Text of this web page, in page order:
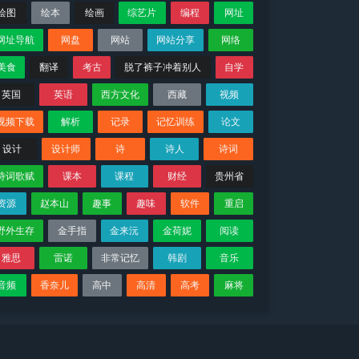
图 绘本 绘画 综艺片 编程
网址
址导航
网盘 网站 网站分享
网络
食
翻译 考古 脱了裤子冲着别人
自学
英国
英语 西方文化 西藏
视频
频下载
解析 记录 记忆训练
论文
设计
设计师 诗 诗人
诗词
词歌赋
课本 课程 财经
贵州省
源
赵本山 趣事 趣味 软件
重启
外生存
金手指 金来沅 金荷妮
阅读
雅思
雷诺 非常记忆 韩剧
音乐
频
香奈儿 高中 高清 高考 麻将